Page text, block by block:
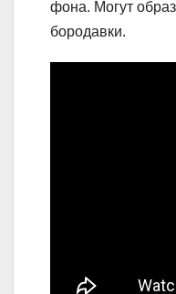
фона. Могут
бородавки.